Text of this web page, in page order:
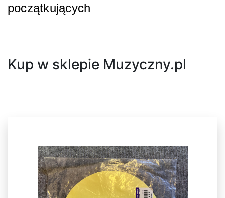
początkujących
Kup w sklepie Muzyczny.pl